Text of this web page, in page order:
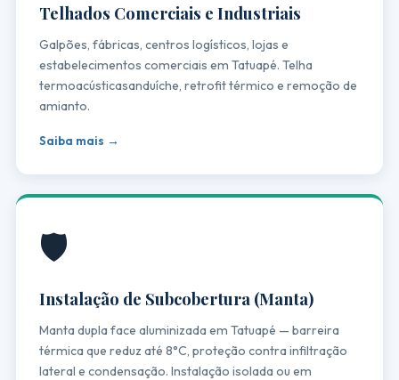
Telhados Comerciais e Industriais
Galpões, fábricas, centros logísticos, lojas e
estabelecimentos comerciais em Tatuapé. Telha
termoacústicasanduíche, retrofit térmico e remoção de
amianto.
Saiba mais →
🛡️
Instalação de Subcobertura (Manta)
Manta dupla face aluminizada em Tatuapé — barreira
térmica que reduz até 8°C, proteção contra infiltração
lateral e condensação. Instalação isolada ou em